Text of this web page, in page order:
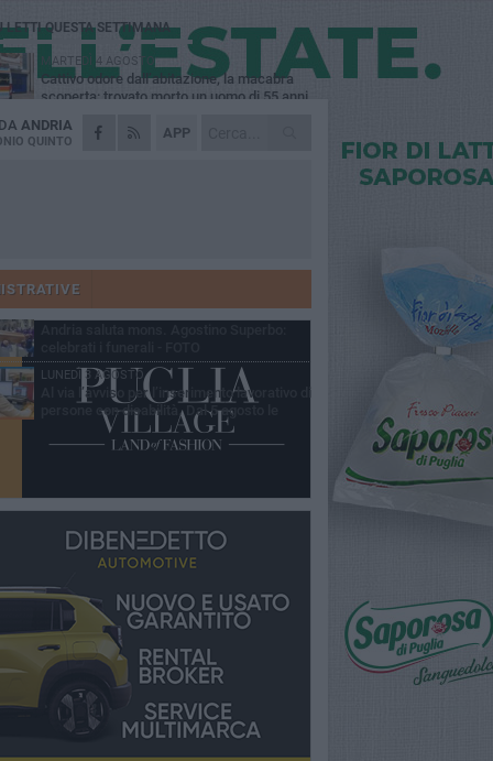
APP
ANDRIA
QUINTO
LETTI QUESTA SETTIMANA
MARTEDÌ 4 AGOSTO
Cattivo odore dall’abitazione, la macabra
scoperta: trovato morto un uomo di 55 anni
SABATO 1 AGOSTO
"3 vite. 2 impegni. 1 strada": ad Andria
Scompare prematuramente l'avvocato
Beppe Tortora
MARTEDÌ 4 AGOSTO
LUNEDÌ 3 AGOSTO
Al via l’avviso per l’inserimento lavorativo di
persone con disabilità. Dal 5 agosto le